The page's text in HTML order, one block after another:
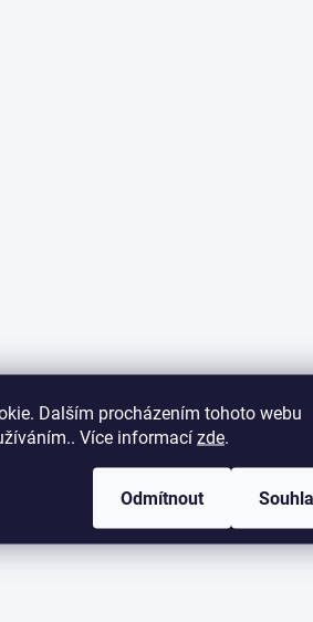
Dalším procházením tohoto webu
Více informací zde.
Odmítnout